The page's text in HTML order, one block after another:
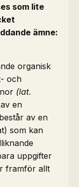
som lite
ämne:
organisk
och
(lat.
en
av en
som kan
uppgifter
framför allt